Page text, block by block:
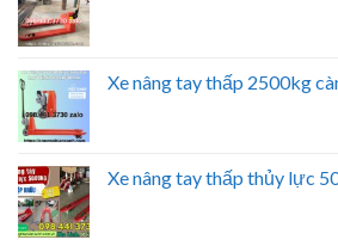
Xe nâng tay thấp 2500kg
Xe nâng tay thấp thủy lực